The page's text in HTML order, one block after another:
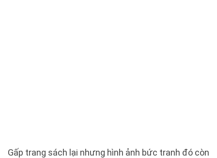
Gấp trang sách lại nhưng hình ảnh bức tranh đó còn